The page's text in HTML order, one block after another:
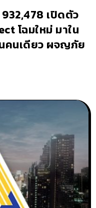
เปิดตัว
โฉมใหม่ มาใน
คนเดียว ผจญภัย